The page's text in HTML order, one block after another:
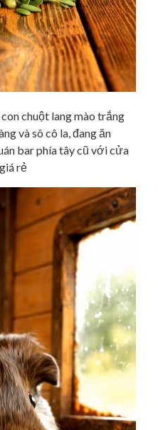
chuột lang mào trắng
và sô cô la, đang ăn
bar phía tây cũ với cửa
rẻ